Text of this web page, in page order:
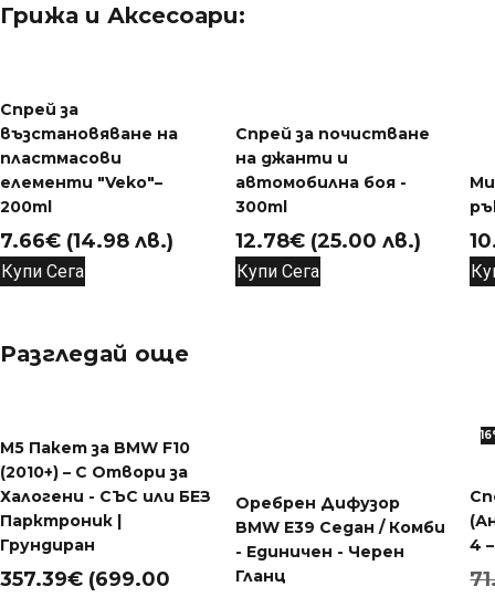
лв.).
(59.00
Грижа и Аксесоари:
Спрей за
възстановяване на
пластмасови
елементи "Veko"–
200ml
7.66€ (14.98 лв.)
Купи Сега
Спрей за почистване
на джанти и
автомобилна боя -
300ml
12.78€ (25.00 лв.)
Купи Сега
Разгледай още
M5 Пакет за BMW F10
(2010+) – С Отвори за
Халогени - СЪС или БЕЗ
Парктроник |
Грундиран
357.39€ (699.00
Оребрен Дифузор
BMW E39 Седан / Комби
- Единичен - Черен
Гланц
4